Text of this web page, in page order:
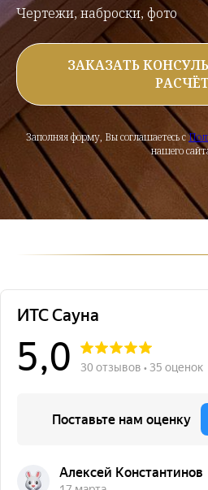
Чертежи, наброски, фото
ЗАКАЗАТЬ
РАСЧЁТ
Заполняя форму, Вы соглашаетесь с
нашего